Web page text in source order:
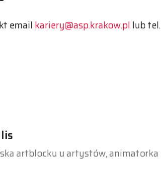
email kariery@asp.krakow.pl lub tel.
artblocku u artystów, animatorka